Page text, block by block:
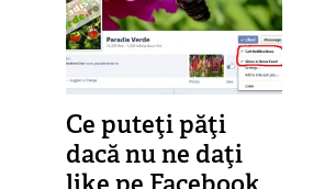
Ce puteţi păţi
dacă nu ne daţi